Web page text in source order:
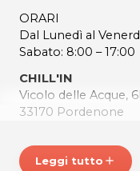
ORARI
Dal Lunedì al
Sabato: 8:00 – 17:00
CHILL'IN
Vicolo delle Acque,
33170 Pordenone
P.IVA 01854570932
Leggi tutto add